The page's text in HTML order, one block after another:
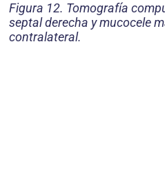
Figura 12. Tomografía
septal derecha y mucocele
contralateral.